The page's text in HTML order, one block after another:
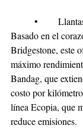
Basado en el
Bridgestone, este
máximo
Bandag, que
costo por
línea Ecopia, que
reduce emisiones.